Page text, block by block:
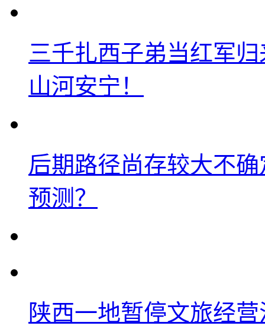
三千扎西子弟当红军
山河安宁！
后期路径尚存较大不
预测？
陕西一地暂停文旅经